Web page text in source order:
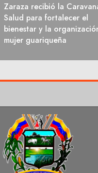
Zaraza recibió la
Salud para fortalecer el
bienestar y la
mujer guariqueña